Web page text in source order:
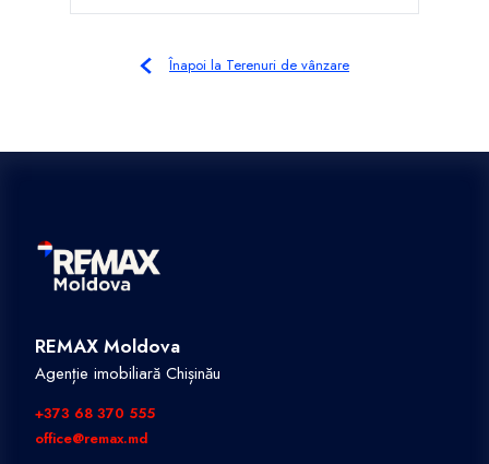
Înapoi la Terenuri de vânzare
REMAX Moldova
Agenție imobiliară Chișinău
+373 68 370 555
office@remax.md